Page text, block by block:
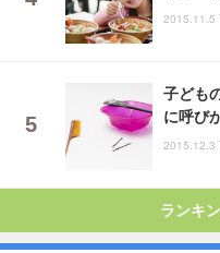
2015.11.5
子ども
に呼び
2015.12.3
ランキ